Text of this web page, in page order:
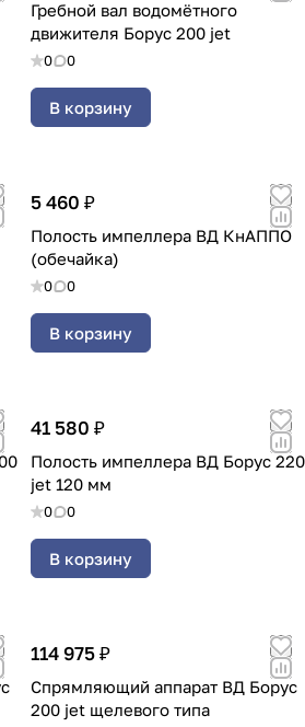
Гребной вал водомётного
движителя Борус 200 jet
0 0
В корзину
5 460 ₽
Полость импеллера ВД КнАППО
(обечайка)
0 0
В корзину
41 580 ₽
Полость импеллера ВД Борус 220
jet 120 мм
0 0
В корзину
114 975 ₽
Спрямляющий аппарат ВД Борус
200 jet щелевого типа